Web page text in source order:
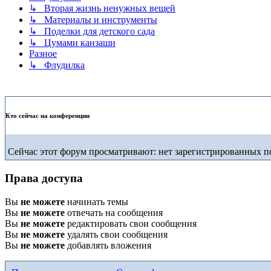
↳ Вторая жизнь ненужных вещей
↳ Материалы и инструменты
↳ Поделки для детского сада
↳ Цумами канзаши
Разное
↳ Флудилка
Кто сейчас на конференции
Сейчас этот форум просматривают: нет зарегистрированных
Права доступа
Вы не можете начинать темы
Вы не можете отвечать на сообщения
Вы не можете редактировать свои сообщения
Вы не можете удалять свои сообщения
Вы не можете добавлять вложения